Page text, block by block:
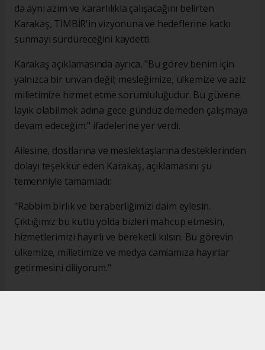
da aynı azim ve kararlılıkla çalışacağını belirten
Karakaş, TİMBİR'in vizyonuna ve hedeflerine katkı
sunmayı sürdüreceğini kaydetti.
Karakaş açıklamasında ayrıca, "Bu görev benim için
yalnızca bir unvan değil; mesleğimize, ülkemize ve aziz
milletimize hizmet etme sorumluluğudur. Bu güvene
layık olabilmek adına gece gündüz demeden çalışmaya
devam edeceğim." ifadelerine yer verdi.
Ailesine, dostlarına ve meslektaşlarına desteklerinden
dolayı teşekkür eden Karakaş, açıklamasını şu
temenniyle tamamladı:
"Rabbim birlik ve beraberliğimizi daim eylesin.
Çıktığımız bu kutlu yolda bizleri mahcup etmesin,
hizmetlerimizi hayırlı ve bereketli kılsın. Bu görevin
ülkemize, milletimize ve medya camiamıza hayırlar
getirmesini diliyorum."